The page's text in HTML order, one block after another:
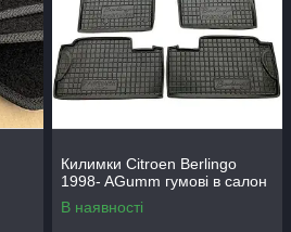
Килимки Citroen Berlingo
1998- AGumm гумові в салон
В наявності